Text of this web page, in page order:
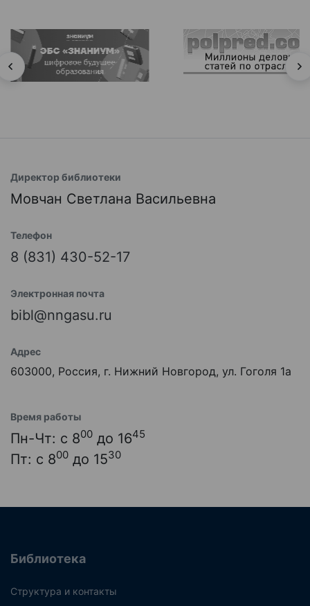
Директор библиотеки
Мовчан Светлана Васильевна
Телефон
8 (831) 430-52-17
Электронная почта
bibl@nngasu.ru
Адрес
603000, Россия, г. Нижний Новгород, ул. Гоголя 1а
Время работы
Пн-Чт: с 800 до 1645
Пт: с 800 до 1530
Библиотека
Структура и контакты